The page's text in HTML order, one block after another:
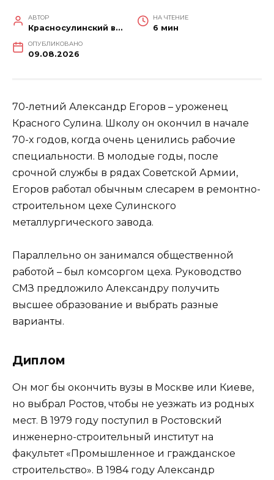
АВТОР
Красносулинский вестник
НА ЧТЕНИЕ
6 мин
ОПУБЛИКОВАНО
09.08.2026
70-летний Александр Егоров – уроженец
Красного Сулина. Школу он окончил в начале
70-х годов, когда очень ценились рабочие
специальности. В молодые годы, после
срочной службы в рядах Советской Армии,
Егоров работал обычным слесарем в ремонтно-
строительном цехе Сулинского
металлургического завода.
Параллельно он занимался общественной
работой – был комсоргом цеха. Руководство
СМЗ предложило Александру получить
высшее образование и выбрать разные
варианты.
Диплом
Он мог бы окончить вузы в Москве или Киеве,
но выбрал Ростов, чтобы не уезжать из родных
мест. В 1979 году поступил в Ростовский
инженерно-строительный институт на
факультет «Промышленное и гражданское
строительство». В 1984 году Александр